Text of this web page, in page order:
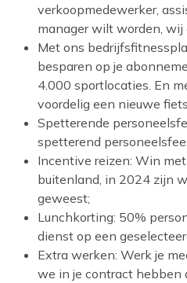
verkoopmedewerker,
manager wilt worden, wij
Met ons
besparen op je
4.000 sportlocaties. En
voordelig een nieuwe
Spetterende
spetterend
Incentive reizen: Win
buitenland, in 2024 zijn
geweest;
Lunchkorting: 50%
dienst op een
Extra werken: Werk je
we in je contract hebben